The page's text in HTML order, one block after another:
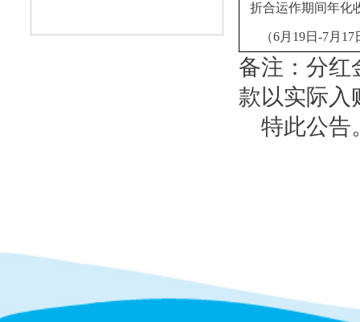
折合运作期间年化
（6月19日-7月17
备注：分红
款以实际入
特此公告